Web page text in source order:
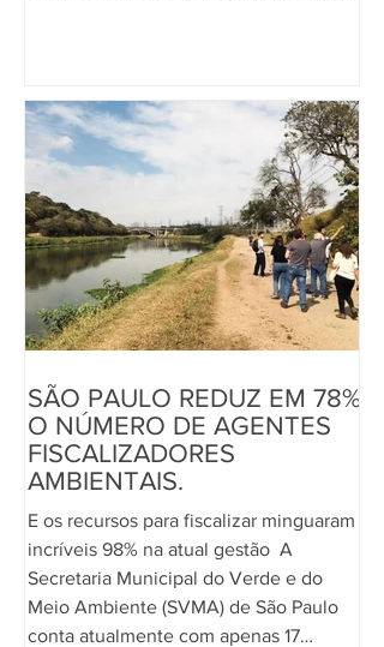
que estão permitindo a obra num local
de preservação ambiental. Trata-se de
Mata Atlântica centenária, ainda
original do período em que a Avenida
Paulista era área florestada, daí sua r
SÃO PAULO REDUZ EM 78%
O NÚMERO DE AGENTES
FISCALIZADORES
AMBIENTAIS.
E os recursos para fiscalizar minguaram
incríveis 98% na atual gestão ​ A
Secretaria Municipal do Verde e do
Meio Ambiente (SVMA) de São Paulo
conta atualmente com apenas 17